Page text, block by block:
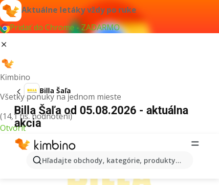
Aktuálne letáky vždy po ruke
Pridať do Chrome - ZADARMO
Kimbino
Všetky ponuky na jednom mieste
(14,1 tis. hodnotení)
Otvoriť
Hľadajte obchody, kategórie, produkty...
Billa Šaľa
Billa Šaľa od 05.08.2026 - aktuálna
akcia